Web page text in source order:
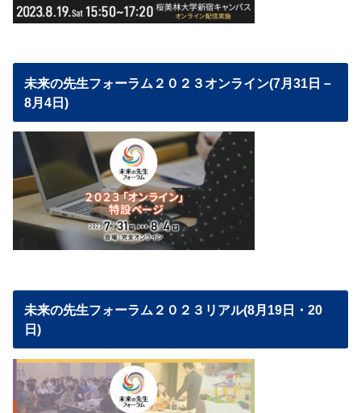
未来の先生フォーラム２０２３オンライン(7月31日－
8月4日)
未来の先生フォーラム２０２３リアル(8月19日・20
日)